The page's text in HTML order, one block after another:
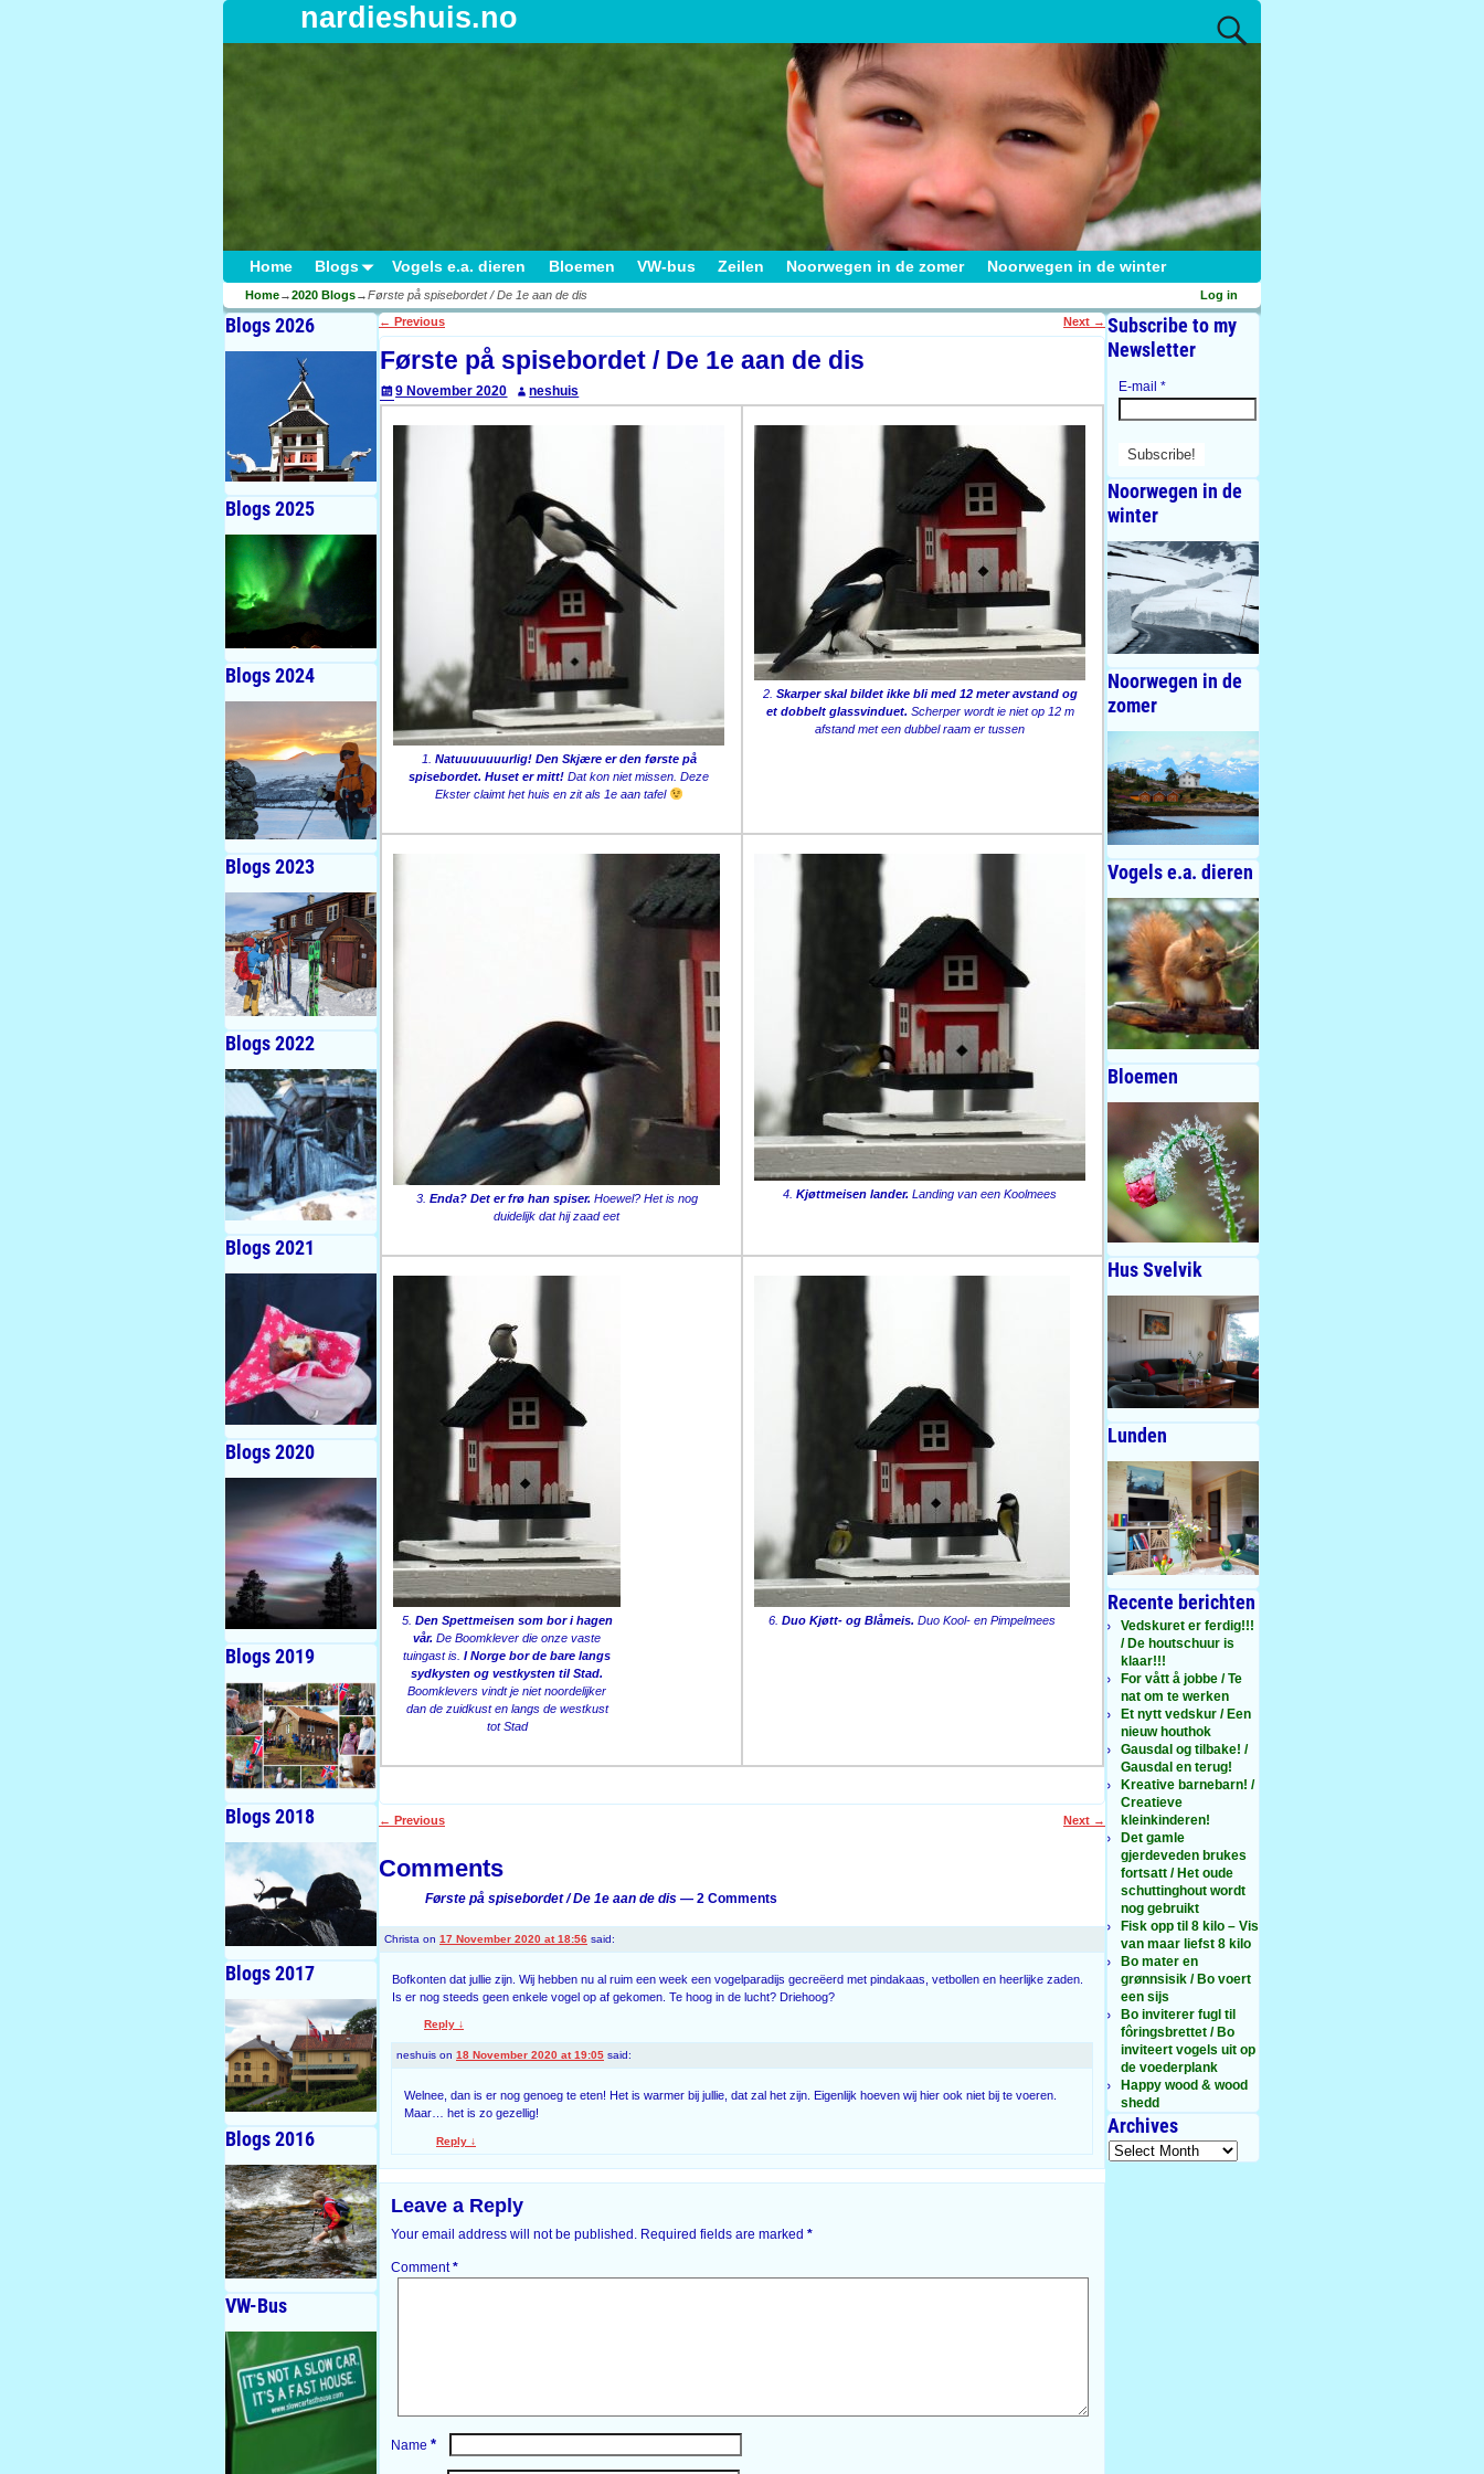
nardieshuis.no
Home Blogs Vogels e.a. dieren Bloemen VW-bus Zeilen Noorwegen in de zomer Noorwegen in de winter
Home→2020 Blogs→Første på spisebordet / De 1e aan de dis Log in
Post navigation
← Previous Next →
Første på spisebordet / De 1e aan de dis
9 November 2020 neshuis
1. Natuuuuuuurlig! Den Skjære er den første på
spisebordet. Huset er mitt! Dat kon niet missen. Deze
Ekster claimt het huis en zit als 1e aan tafel
2. Skarper skal bildet ikke bli med 12 meter avstand og
et dobbelt glassvinduet. Scherper wordt ie niet op 12 m
afstand met een dubbel raam er tussen
3. Enda? Det er frø han spiser. Hoewel? Het is nog
duidelijk dat hij zaad eet
4.Kjøttmeisen lander. Landing van een Koolmees
5. Den Spettmeisen som bor i hagen
vår. De Boomklever die onze vaste
tuingast is. I Norge bor de bare langs
sydkysten og vestkysten til Stad.
Boomklevers vindt je niet noordelijker
dan de zuidkust en langs de westkust
tot Stad
6.Duo Kjøtt- og Blåmeis. Duo Kool- en Pimpelmees
← Previous Next →
Comments
Første på spisebordet / De 1e aan de dis — 2 Comments
Christa on 17 November 2020 at 18:56 said:
Bofkonten dat jullie zijn. Wij hebben nu al ruim een week een vogelparadijs gecreëerd met pindakaas, vetbollen en heerlijke zaden.
Is er nog steeds geen enkele vogel op af gekomen. Te hoog in de lucht? Driehoog?
Reply ↓
neshuis on 18 November 2020 at 19:05 said:
Welnee, dan is er nog genoeg te eten! Het is warmer bij jullie, dat zal het zijn. Eigenlijk hoeven wij hier ook niet bij te voeren.
Maar… het is zo gezellig!
Reply ↓
Leave a Reply
Your email address will not be published. Required fields are marked *
Comment*
Name *
Blogs 2026
Blogs 2025
Blogs 2024
Blogs 2023
Blogs 2022
Blogs 2021
Blogs 2020
Blogs 2019
Blogs 2018
Blogs 2017
Blogs 2016
VW-Bus
Subscribe to my
Newsletter
E-mail *
Noorwegen in de
winter
Noorwegen in de
zomer
Vogels e.a. dieren
Bloemen
Hus Svelvik
Lunden
Recente berichten
Vedskuret er ferdig!!!
/ De houtschuur is
klaar!!!
For vått å jobbe / Te
nat om te werken
Et nytt vedskur / Een
nieuw houthok
Gausdal og tilbake! /
Gausdal en terug!
Kreative barnebarn! /
Creatieve
kleinkinderen!
Det gamle
gjerdeveden brukes
fortsatt / Het oude
schuttinghout wordt
nog gebruikt
Fisk opp til 8 kilo – Vis
van maar liefst 8 kilo
Bo mater en
grønnsisik / Bo voert
een sijs
Bo inviterer fugl til
fôringsbrettet / Bo
inviteert vogels uit op
de voederplank
Happy wood & wood
shedd
Archives